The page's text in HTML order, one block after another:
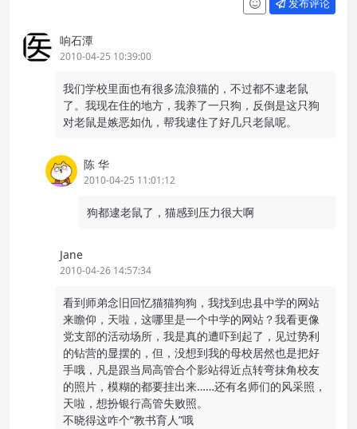
发布评论
响石潭
2010-04-25 10:39:00
我们学校里面也有很多流浪猫的，不过都不逮老鼠
了。我现在住的地方，我养了一只狗，反倒是这只狗
对老鼠是嫉恶如仇，帮我逮住了好几只老鼠呢。
陈 华
2010-04-25 11:01:12
狗都逮老鼠了，猫感到压力很大啊
Jane
2010-04-26 14:57:34
看到师弟念旧回忆猫猫狗狗，我找到忠县中学的网站
来瞻仰，天啦，这哪里是一个中学的网站？我看更像
党支部的活动场所，我是真的遭吓到起了，见过势利
的钻营的显摆的，但，没想到我的母校居然也是把好
手哦，凡是跟当局高管合个影站得近点转弯抹角校友
的照片，模糊的都要挂出来……还有名师们的风采照，
天啦，想扮银行高管失败照。
不晓得这咋个“教书育人”哦